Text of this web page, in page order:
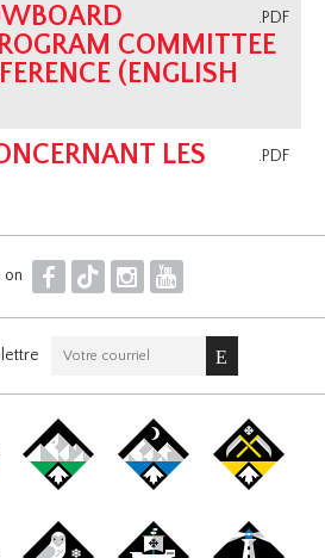
.PDF
COMMITTEE
(ENGLISH
.PDF
LES
on F T I Y